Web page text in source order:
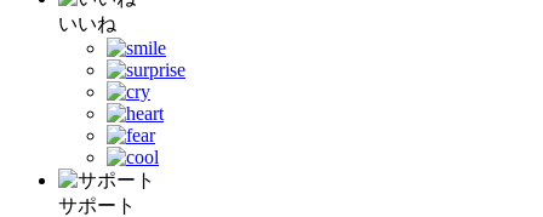
いいね
サポート